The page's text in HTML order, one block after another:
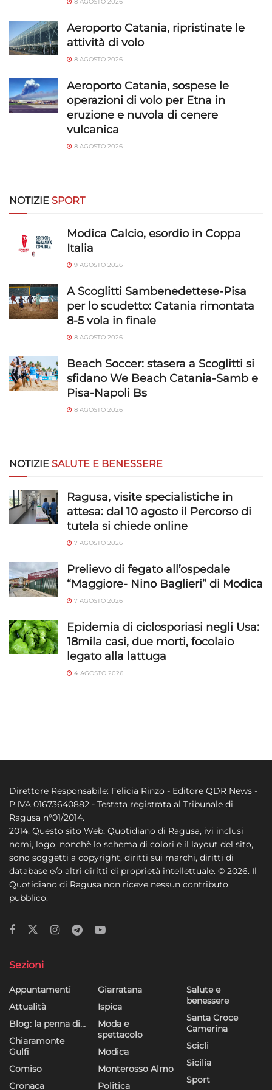
Abbinare e combinare dati provenienti da altre
fonti di dati, Collegare diversi dispositivi,
Identificare i dispositivi in base alle informazioni
trasmesse automaticamente.
Utilizzare dati di geolocalizzazione precisi,
Riconoscere i dispositivi in base a informazioni
richieste attivamente.
Garantire la sicurezza, prevenire e
rilevare frodi, correggere errori, Erogare
8 AGOSTO 2026
Aeroporto Catania, ripristinate le
attività di volo
8 AGOSTO 2026
Aeroporto Catania, sospese le
operazioni di volo per Etna in
eruzione e nuvola di cenere
vulcanica
8 AGOSTO 2026
NOTIZIE SPORT
Modica Calcio, esordio in Coppa
Italia
9 AGOSTO 2026
A Scoglitti Sambenedettese-Pisa
per lo scudetto: Catania rimontata
8-5 vola in finale
8 AGOSTO 2026
Beach Soccer: stasera a Scoglitti si
sfidano We Beach Catania-Samb e
Pisa-Napoli Bs
8 AGOSTO 2026
NOTIZIE SALUTE E BENESSERE
Ragusa, visite specialistiche in
attesa: dal 10 agosto il Percorso di
tutela si chiede online
7 AGOSTO 2026
Prelievo di fegato all’ospedale
“Maggiore- Nino Baglieri” di Modica
7 AGOSTO 2026
Epidemia di ciclosporiasi negli Usa:
18mila casi, due morti, focolaio
legato alla lattuga
4 AGOSTO 2026
Direttore Responsabile: Felicia Rinzo - Editore QDR News -
P.IVA 01673640882 - Testata registrata al Tribunale di
Ragusa n°01/2014.
2014. Questo sito Web, Quotidiano di Ragusa, ivi inclusi
nomi, logo, nonchè lo schema di colori e il layout del sito,
sono soggetti a copyright, diritti sui marchi, diritti di
database e/o altri diritti di proprietà intellettuale. © 2026. Il
Quotidiano di Ragusa non riceve nessun contributo
pubblico.
Sezioni
Appuntamenti
Attualità
Blog: la penna di…
Chiaramonte
Gulfi
Comiso
Cronaca
Giarratana
Ispica
Moda e
spettacolo
Modica
Monterosso Almo
Politica
Salute e
benessere
Santa Croce
Camerina
Scicli
Sicilia
Sport